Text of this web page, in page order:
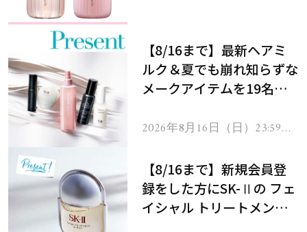
【8/16まで】最新ヘアミ
ルク＆夏でも崩れ知らずな
メークアイテムを19名様
2026年8月16日（日）23:59ま
【8/16まで】新規会員登
録をした方にSK-Ⅱの フェ
イシャル トリートメント